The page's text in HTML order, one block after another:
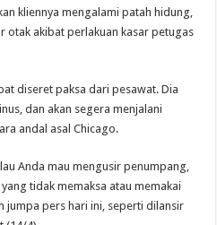
kliennya mengalami patah hidung,
akibat perlakuan kasar petugas
diseret paksa dari pesawat. Dia
dan akan segera menjalani
andal asal Chicago.
Anda mau mengusir penumpang,
tidak memaksa atau memakai
jumpa pers hari ini, seperti dilansir